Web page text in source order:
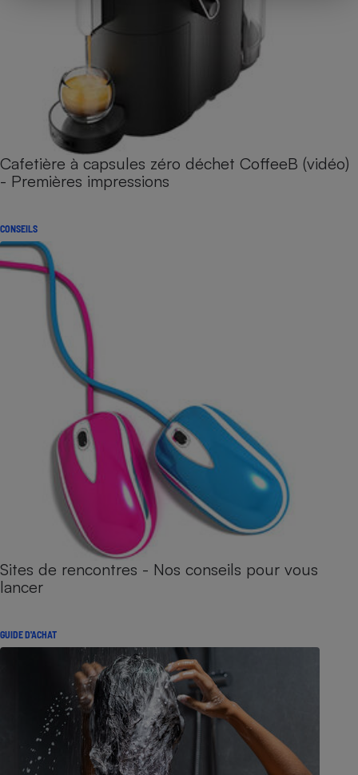
Cafetière à capsules zéro déchet CoffeeB (vidéo)
- Premières impressions
CONSEILS
Sites de rencontres - Nos conseils pour vous
lancer
GUIDE D'ACHAT